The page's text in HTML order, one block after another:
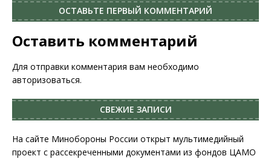
ОСТАВЬТЕ ПЕРВЫЙ КОММЕНТАРИЙ
Оставить комментарий
Для отправки комментария вам необходимо
авторизоваться.
СВЕЖИЕ ЗАПИСИ
На сайте Минобороны России открыт мультимедийный
проект с рассекреченными документами из фондов ЦАМО